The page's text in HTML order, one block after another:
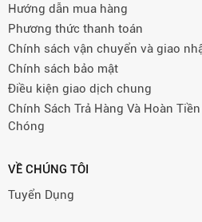
Hướng dẫn mua hàng
Phương thức thanh toán
Chính sách vận chuyển và giao
Chính sách bảo mật
Điều kiện giao dịch chung
Chính Sách Trả Hàng Và Hoàn
Chóng
VỀ CHÚNG TÔI
Tuyển Dụng